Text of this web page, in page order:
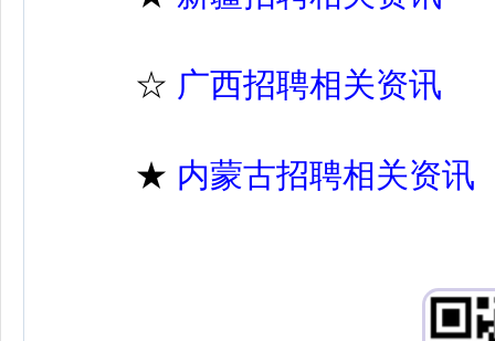
☆ 广西招聘相关资讯
★ 内蒙古招聘相关资讯